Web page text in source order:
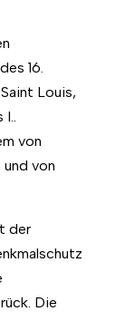
16.
Louis,
I..
von
und von
der
Die